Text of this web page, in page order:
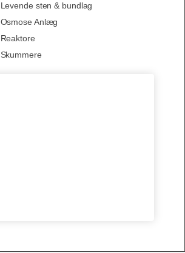
Levende sten & bundlag
Osmose Anlæg
Reaktore
Skummere